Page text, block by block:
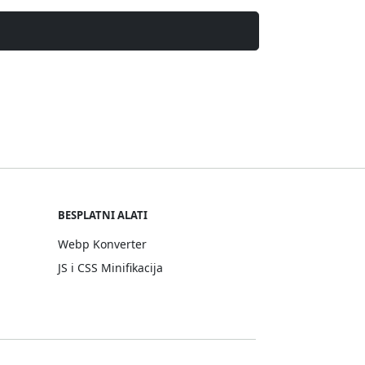
BESPLATNI ALATI
Webp Konverter
JS i CSS Minifikacija